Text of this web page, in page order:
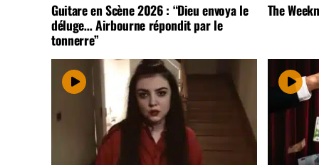
Guitare en Scène 2026 : “Dieu envoya le
déluge… Airbourne répondit par le
tonnerre”
The